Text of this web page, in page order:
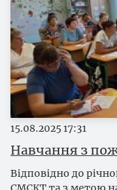
15.08.202517:31
Навчання з
Відповідно до